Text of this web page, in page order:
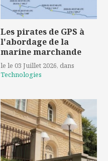
Les pirates de GPS à
l'abordage de la
marine marchande
le le 03 Juillet 2026, dans
Technologies